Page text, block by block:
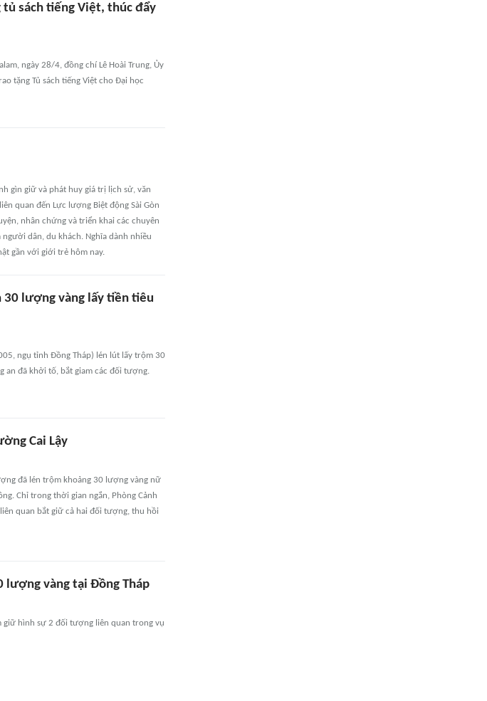
tủ sách tiếng Việt, thúc đẩy
ngày 28/4, đồng chí Lê Hoài Trung, Ủy
tặng Tủ sách tiếng Việt cho Đại học
gìn giữ và phát huy giá trị lịch sử, văn
quan đến Lực lượng Biệt động Sài Gòn
nhân chứng và triển khai các chuyên
dân, du khách. Nghĩa dành nhiều
gần với giới trẻ hôm nay.
lượng vàng lấy tiền tiêu
ngụ tỉnh Đồng Tháp) lén lút lấy trộm 30
an đã khởi tố, bắt giam các đối tượng.
Cai Lậy
đã lén trộm khoảng 30 lượng vàng nữ
Chỉ trong thời gian ngắn, Phòng Cảnh
quan bắt giữ cả hai đối tượng, thu hồi
vàng tại Đồng Tháp
giữ hình sự 2 đối tượng liên quan trong vụ